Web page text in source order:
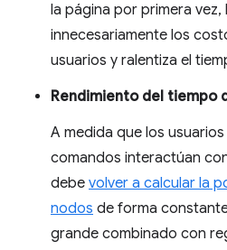
la página por primera vez,
innecesariamente los
usuarios y ralentiza el
Rendimiento del tiempo
A medida que los
comandos interactúan
debe volver a calcular la
nodos de forma
grande combinado con